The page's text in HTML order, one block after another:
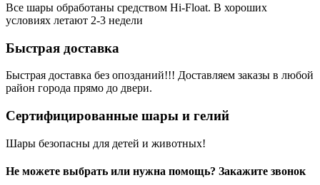
Все шары обработаны средством Hi-Float. В хороших
условиях летают 2-3 недели
Быстрая доставка
Быстрая доставка без опозданий!!! Доставляем заказы в любой
район города прямо до двери.
Сертифицированные шары и гелий
Шары безопасны для детей и животных!
Не можете выбрать или нужна помощь? Закажите звонок